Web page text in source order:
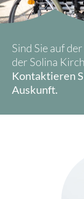
Sind Sie auf
der Solina
Kontaktieren
Auskunft.